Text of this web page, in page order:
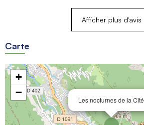
Afficher plus d'avis
Carte
Les nocturnes de la Cité
+
−